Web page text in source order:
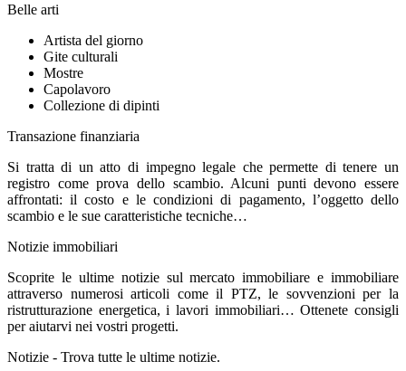
Belle arti
Artista del giorno
Gite culturali
Mostre
Capolavoro
Collezione di dipinti
Transazione finanziaria
Si tratta di un atto di impegno legale che permette di tenere un
registro come prova dello scambio. Alcuni punti devono essere
affrontati: il costo e le condizioni di pagamento, l’oggetto dello
scambio e le sue caratteristiche tecniche…
Notizie immobiliari
Scoprite le ultime notizie sul mercato immobiliare e immobiliare
attraverso numerosi articoli come il PTZ, le sovvenzioni per la
ristrutturazione energetica, i lavori immobiliari… Ottenete consigli
per aiutarvi nei vostri progetti.
Notizie - Trova tutte le ultime notizie.